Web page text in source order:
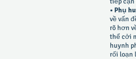
• Phụ
về vấn
rõ hơn
thể cởi
huynh
rối loạn